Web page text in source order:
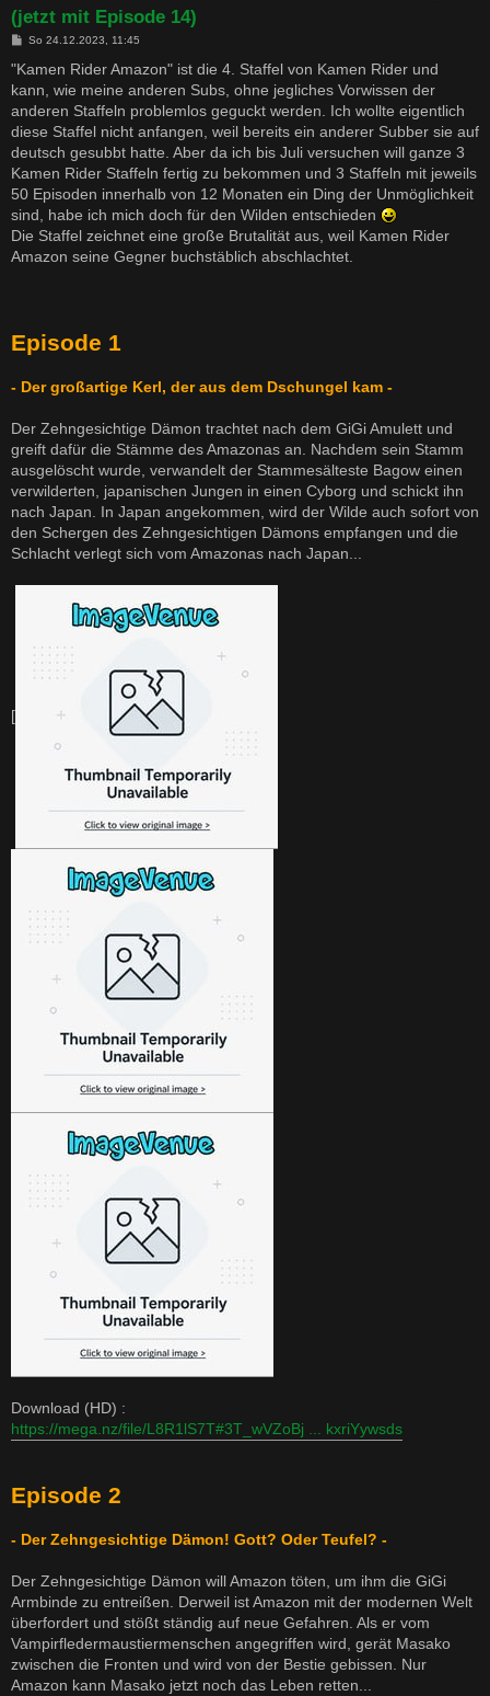
(jetzt mit Episode 14)
B
i
t
r
g
So 24.12.2023, 11:45
"Kamen Rider Amazon" ist die 4. Staffel von Kamen Rider und
kann, wie meine anderen Subs, ohne jegliches Vorwissen der
anderen Staffeln problemlos geguckt werden. Ich wollte eigentlich
diese Staffel nicht anfangen, weil bereits ein anderer Subber sie auf
deutsch gesubbt hatte. Aber da ich bis Juli versuchen will ganze 3
Kamen Rider Staffeln fertig zu bekommen und 3 Staffeln mit jeweils
50 Episoden innerhalb von 12 Monaten ein Ding der Unmöglichkeit
sind, habe ich mich doch für den Wilden entschieden
Die Staffel zeichnet eine große Brutalität aus, weil Kamen Rider
Amazon seine Gegner buchstäblich abschlachtet.
Episode 1
- Der großartige Kerl, der aus dem Dschungel kam -
Der Zehngesichtige Dämon trachtet nach dem GiGi Amulett und
greift dafür die Stämme des Amazonas an. Nachdem sein Stamm
ausgelöscht wurde, verwandelt der Stammesälteste Bagow einen
verwilderten, japanischen Jungen in einen Cyborg und schickt ihn
nach Japan. In Japan angekommen, wird der Wilde auch sofort von
den Schergen des Zehngesichtigen Dämons empfangen und die
Schlacht verlegt sich vom Amazonas nach Japan...
[
Download (HD) :
https://mega.nz/file/L8R1lS7T#3T_wVZoBj ... kxriYywsds
Episode 2
- Der Zehngesichtige Dämon! Gott? Oder Teufel? -
Der Zehngesichtige Dämon will Amazon töten, um ihm die GiGi
Armbinde zu entreißen. Derweil ist Amazon mit der modernen Welt
überfordert und stößt ständig auf neue Gefahren. Als er vom
Vampirfledermaustiermenschen angegriffen wird, gerät Masako
zwischen die Fronten und wird von der Bestie gebissen. Nur
Amazon kann Masako jetzt noch das Leben retten...